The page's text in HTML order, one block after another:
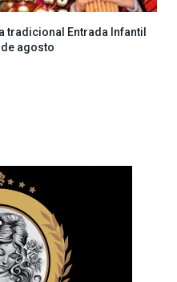
tradicional Entrada Infantil
agosto